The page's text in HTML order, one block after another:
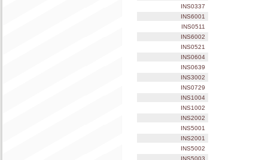
INS0337
INS6001
INS0511
INS6002
INS0521
INS0604
INS0639
INS3002
INS0729
INS1004
INS1002
INS2002
INS5001
INS2001
INS5002
INS5003